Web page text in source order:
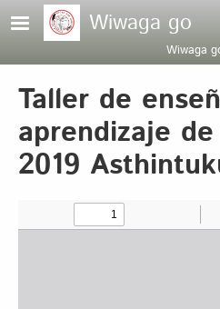
Pasar al contenido principal
Wiwaga go
Wiwaga
Taller de
aprendizaje
2019